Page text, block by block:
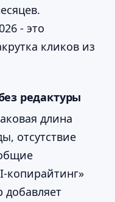
- это
кликов из
редактуры
длина
отсутствие
копирайтинг»
добавляет